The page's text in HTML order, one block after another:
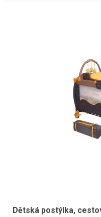
Dětská postýlka,